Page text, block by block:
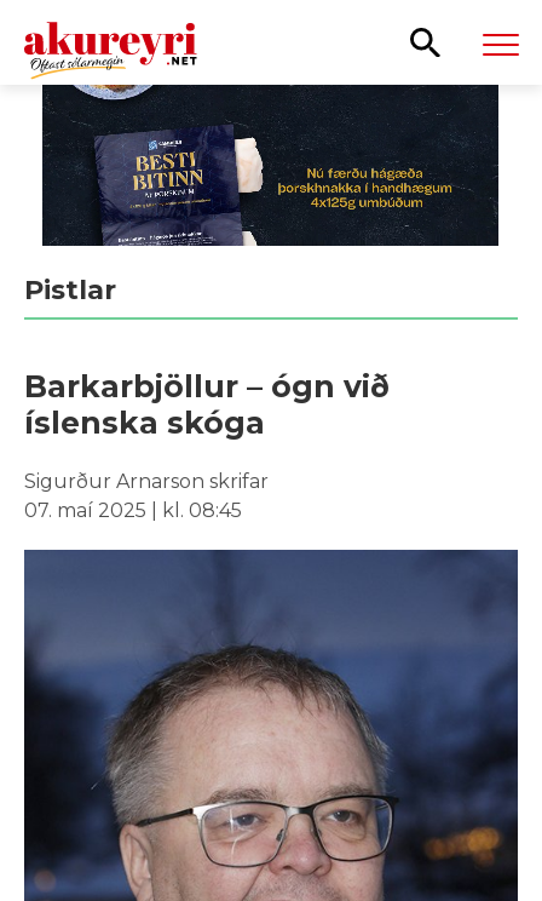
Leita
Pistlar
Barkarbjöllur – ógn við
íslenska skóga
Sigurður Arnarson skrifar
07. maí 2025 | kl. 08:45